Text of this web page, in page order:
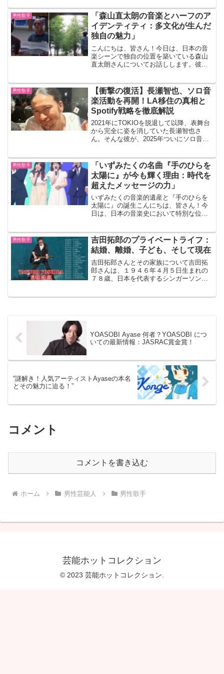
「深海」のよう。未知の世界へと誘うそ
の魅力を、一緒...
男性歌手
「森山直太朗の音楽とハーフのア
イデンティティ：多文化が生んだ
独自の魅力」
こんにちは、皆さん！今日は、日本の音
楽シーンで独自の位置を築いている森山
直太朗さんについてお話しします。彼の
ィティが大きく影響しているのです。そ
れでは、森山直太朗さんの...
男性歌手
【衝撃の復活】長瀬智也、ソロ音
楽活動を再開！LA移住の真相と
Spotify戦略を徹底解説
2021年にTOKIOを脱退して以降、表舞台
から完全に姿を消していた長瀬智也さ
ん。そんな彼が、2025年ついにソロ音楽
た」「まさかの海外拠点！」と話題騒然
です。今回は...
男性歌手
「いずみたくの名曲『手のひらを
太陽に』が今も輝く理由：時代を
超えたメッセージの力」
いずみたくの音楽的遺産と『手のひらを
太陽に』の誕生こんにちは、皆さん！今
日は、日本の音楽史において特別な位置
たくさんによって作曲され、多くの人々
に愛され続けています。で...
男性歌手
吉田拓郎のプライベートライフ：
結婚、離婚、子ども、そして現在
吉田拓郎さんとその家族について吉田拓
郎さんは、１９４６年４月５日生まれの
７８歳、日本を代表するシンガーソング
YOASOBI Ayase 何者？YOASOBI につ
いての最新情報：JASRAC賞金賞！
“謎解き！人気アーティストAyaseの本名
とその魅力に迫る！”
コメント
コメントを書き込む
ホーム 男性芸能人 男性歌手
芸能ホットコレクション
© 2023 芸能ホットコレクション.